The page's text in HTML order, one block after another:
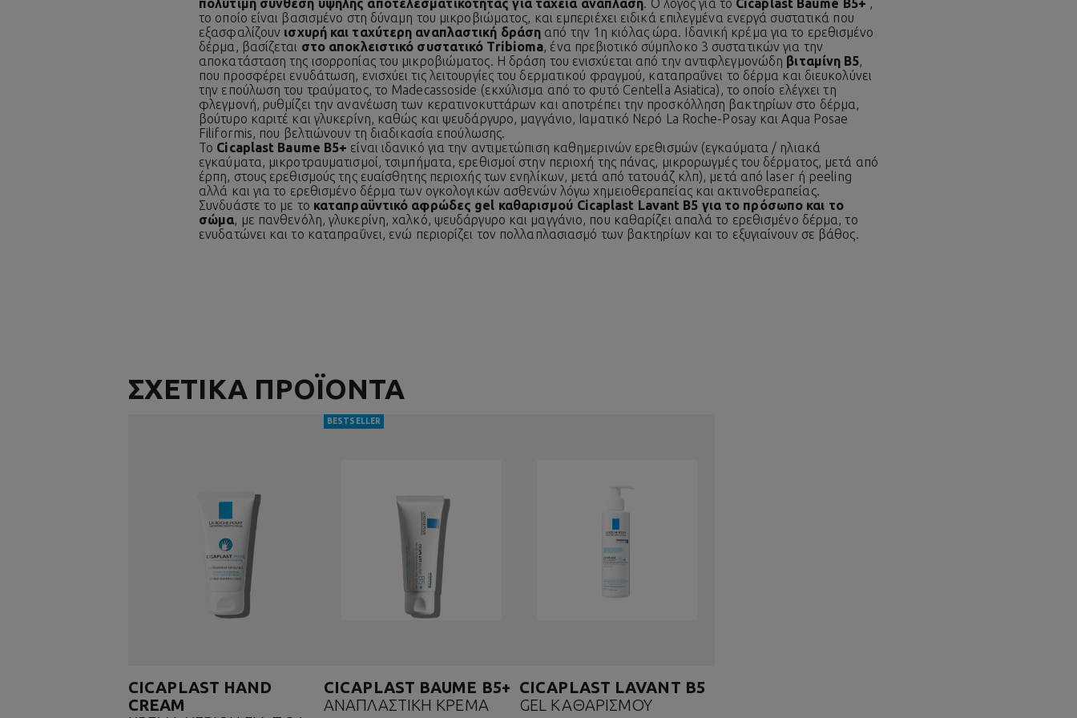
πολύτιμη σύνθεση υψηλής αποτελεσματικότητας για ταχεία ανάπλαση. Ο λόγος για το Cicaplast Baume B5+ ,
το οποίο είναι βασισμένο στη δύναμη του μικροβιώματος, και εμπεριέχει ειδικά επιλεγμένα ενεργά συστατικά που
εξασφαλίζουν ισχυρή και ταχύτερη αναπλαστική δράση από την 1η κιόλας ώρα. Ιδανική κρέμα για το ερεθισμένο
δέρμα, βασίζεται στο αποκλειστικό συστατικό Tribioma, ένα πρεβιοτικό σύμπλοκο 3 συστατικών για την
αποκατάσταση της ισορροπίας του μικροβιώματος. Η δράση του ενισχύεται από την αντιφλεγμονώδη βιταμίνη Β5,
που προσφέρει ενυδάτωση, ενισχύει τις λειτουργίες του δερματικού φραγμού, καταπραΰνει το δέρμα και διευκολύνει
την επούλωση του τραύματος, το Madecassoside (εκχύλισμα από το φυτό Centella Asiatica), το οποίο ελέγχει τη
φλεγμονή, ρυθμίζει την ανανέωση των κερατινοκυττάρων και αποτρέπει την προσκόλληση βακτηρίων στο δέρμα,
βούτυρο καριτέ και γλυκερίνη, καθώς και ψευδάργυρο, μαγγάνιο, Ιαματικό Νερό La Roche-Posay και Aqua Posae
Filiformis, που βελτιώνουν τη διαδικασία επούλωσης.
Το Cicaplast Baume B5+ είναι ιδανικό για την αντιμετώπιση καθημερινών ερεθισμών (εγκαύματα / ηλιακά
εγκαύματα, μικροτραυματισμοί, τσιμπήματα, ερεθισμοί στην περιοχή της πάνας, μικρορωγμές του δέρματος, μετά από
έρπη, στους ερεθισμούς της ευαίσθητης περιοχής των ενηλίκων, μετά από τατουάζ κλπ), μετά από laser ή peeling
αλλά και για το ερεθισμένο δέρμα των ογκολογικών ασθενών λόγω χημειοθεραπείας και ακτινοθεραπείας.
Συνδυάστε το με το καταπραϋντικό αφρώδες gel καθαρισμού Cicaplast Lavant B5 για το πρόσωπο και το
σώμα, με πανθενόλη, γλυκερίνη, χαλκό, ψευδάργυρο και μαγγάνιο, που καθαρίζει απαλά το ερεθισμένο δέρμα, το
ενυδατώνει και το καταπραΰνει, ενώ περιορίζει τον πολλαπλασιασμό των βακτηρίων και το εξυγιαίνουν σε βάθος.
ΣΧΕΤΙΚΑ ΠΡΟΪΟΝΤΑ
CICAPLAST HAND
CREAM
BESTSELLER
CICAPLAST BAUME B5+
ΑΝΑΠΛΑΣΤΙΚΗ ΚΡΕΜΑ
CICAPLAST LAVANT B5
GEL ΚΑΘΑΡΙΣΜΟΥ